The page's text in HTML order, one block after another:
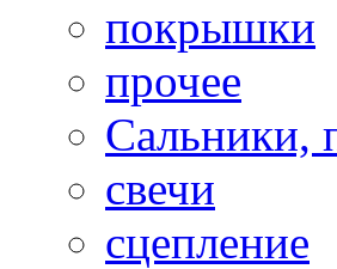
покрышки
прочее
Сальники,
свечи
сцепление